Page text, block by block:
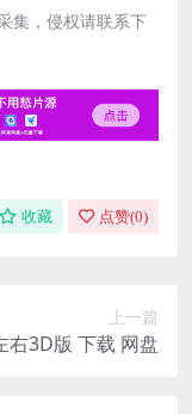
集，侵权请联系下
收藏 点赞(0)
上一篇
右3D版 下载 网盘